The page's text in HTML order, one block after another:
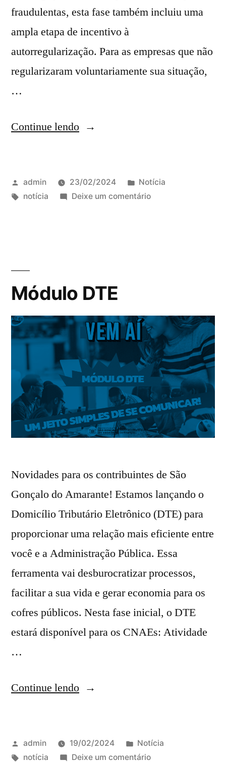
fraudulentas, esta fase também incluiu uma
ampla etapa de incentivo à
autorregularização. Para as empresas que não
regularizaram voluntariamente sua situação,
…
Continue lendo
admin 23/02/2024
Notícia
notícia
Deixe um comentário
Módulo DTE
Novidades para os contribuintes de São
Gonçalo do Amarante! Estamos lançando o
Domicílio Tributário Eletrônico (DTE) para
proporcionar uma relação mais eficiente entre
você e a Administração Pública. Essa
ferramenta vai desburocratizar processos,
facilitar a sua vida e gerar economia para os
cofres públicos. Nesta fase inicial, o DTE
estará disponível para os CNAEs: Atividade
…
Continue lendo
admin 19/02/2024
Notícia
notícia
Deixe um comentário